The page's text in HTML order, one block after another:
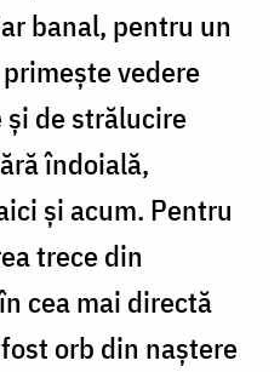
banal, pentru un
vedere
de strălucire
îndoială,
și acum. Pentru
trece din
cea mai directă
orb din naștere